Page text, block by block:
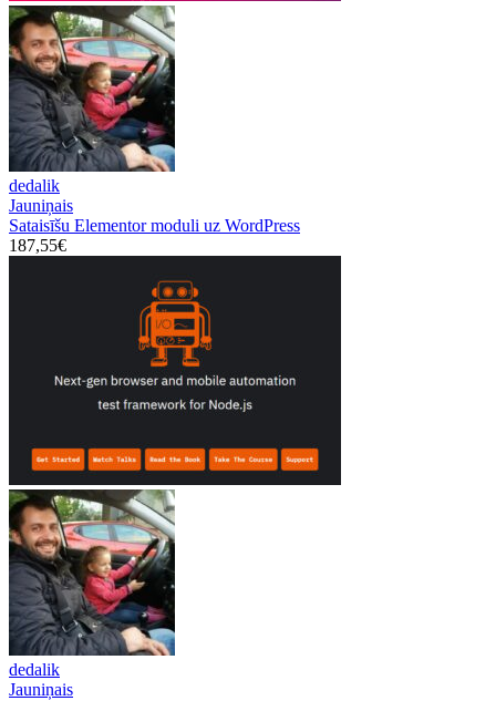
dedalik
Jauniņais
Sataisīšu Elementor moduli uz WordPress
187,55€
dedalik
Jauniņais